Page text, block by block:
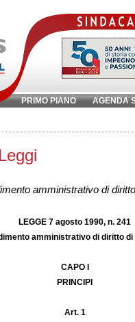
PRIMO PIANO AGENDA
chiave:
amministrativo di
LEGGE 7 agosto 1990, n. 241
amministrativo di diritto
CAPO I
PRINCIPI
Art. 1